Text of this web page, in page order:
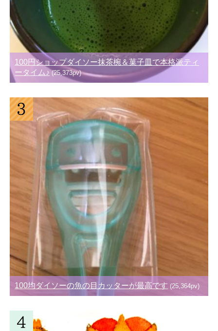
100円ショップダイソー抹茶椀＆菓子皿で本格派ティ
ータイム♪ (25,373pv)
100均ダイソーの魚の目カッターが最高です (25,364pv)